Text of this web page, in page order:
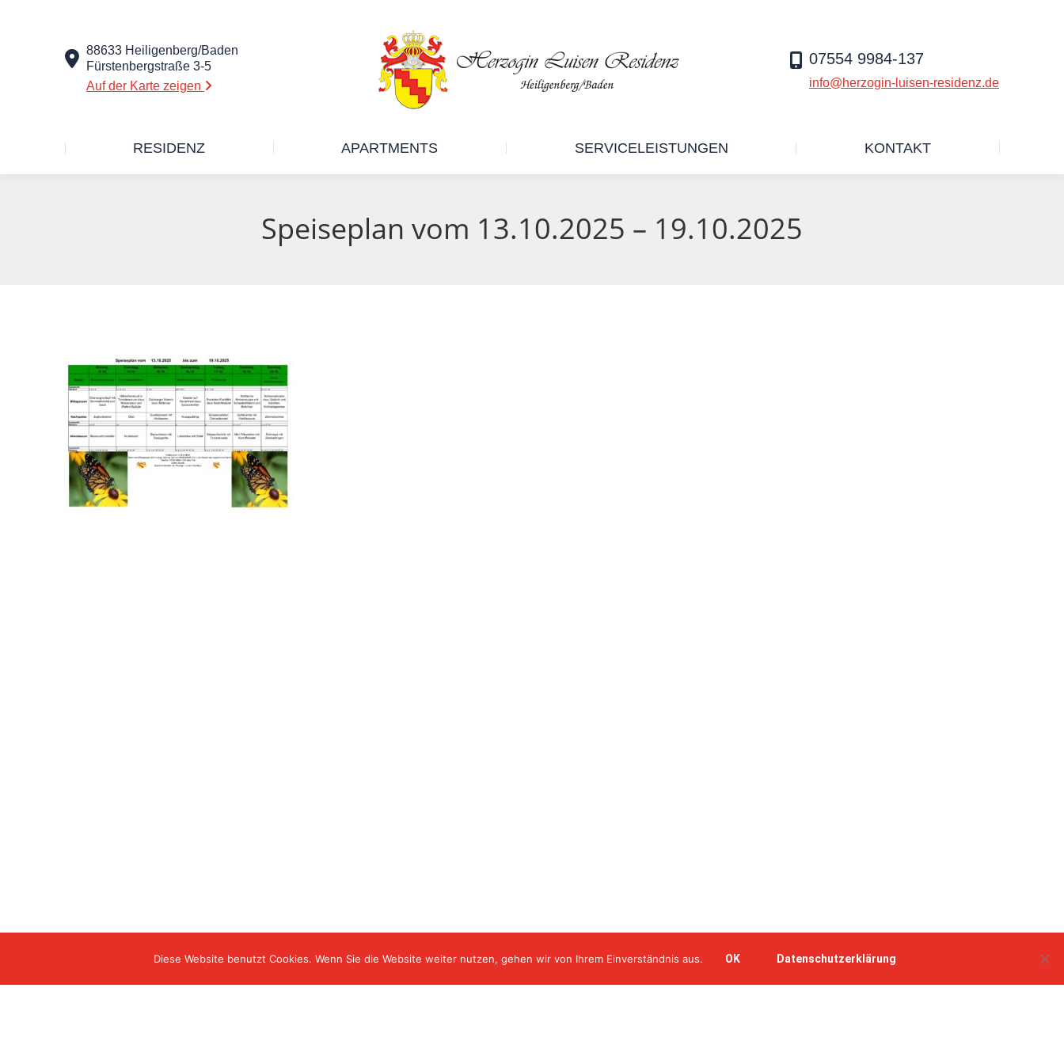
88633 Heiligenberg/Baden
Fürstenbergstraße 3-5
Auf der Karte zeigen
07554 9984-137
info@herzogin-luisen-residenz.de
RESIDENZ APARTMENTS SERVICELEISTUNGEN KONTAKT
Speiseplan vom 13.10.2025 – 19.10.2025
©Herzogin Luisen Residenz - Betreutes Wohnen
Diese Website benutzt Cookies. Wenn Sie die Website weiter nutzen, gehen wir von Ihrem Einverständnis aus. OK Datenschutzerklärung
RESIDENZ